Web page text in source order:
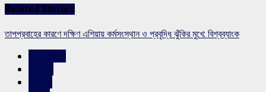
Related Stories
তাপপ্রবাহের কারণে দক্ষিণ এশিয়ায় কর্মসংস্থান ও প্রবৃদ্ধি ঝুঁকির মুখে: বিশ্বব্যাংক